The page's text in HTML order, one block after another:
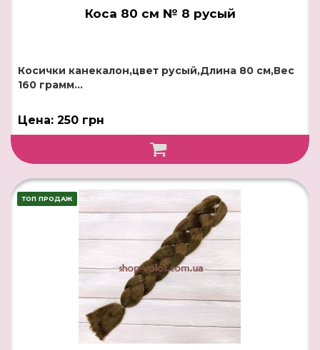
Коса 80 см № 8 русый
Косички канекалон,цвет русый,Длина 80 см,Вес
160 грамм...
Цена: 250 грн
ТОП ПРОДАЖ